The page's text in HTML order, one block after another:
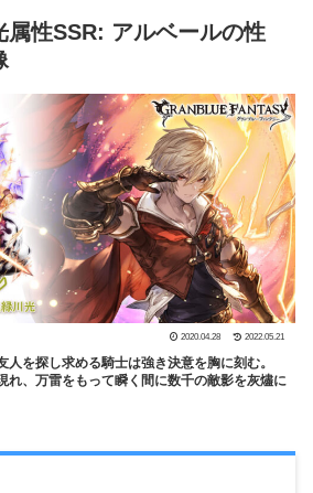
属性SSR: アルベールの性
2020.04.28 2022.05.21
人を探し求める騎士は強き決意を胸に刻む。
れ、万雷をもって瞬く間に数千の敵影を灰燼に